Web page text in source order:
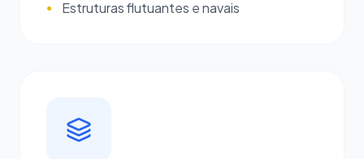
● Estruturas flutuantes e navais